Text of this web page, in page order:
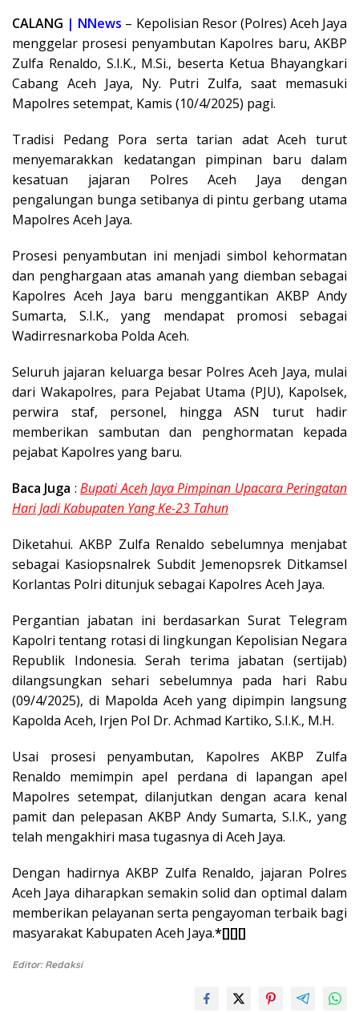
CALANG | NNews – Kepolisian Resor (Polres) Aceh Jaya
menggelar prosesi penyambutan Kapolres baru, AKBP
Zulfa Renaldo, S.I.K., M.Si., beserta Ketua Bhayangkari
Cabang Aceh Jaya, Ny. Putri Zulfa, saat memasuki
Mapolres setempat, Kamis (10/4/2025) pagi.
Tradisi Pedang Pora serta tarian adat Aceh turut
menyemarakkan kedatangan pimpinan baru dalam
kesatuan jajaran Polres Aceh Jaya dengan
pengalungan bunga setibanya di pintu gerbang utama
Mapolres Aceh Jaya.
Prosesi penyambutan ini menjadi simbol kehormatan
dan penghargaan atas amanah yang diemban sebagai
Kapolres Aceh Jaya baru menggantikan AKBP Andy
Sumarta, S.I.K., yang mendapat promosi sebagai
Wadirresnarkoba Polda Aceh.
Seluruh jajaran keluarga besar Polres Aceh Jaya, mulai
dari Wakapolres, para Pejabat Utama (PJU), Kapolsek,
perwira staf, personel, hingga ASN turut hadir
memberikan sambutan dan penghormatan kepada
pejabat Kapolres yang baru.
Baca Juga :Bupati Aceh Jaya Pimpinan Upacara Peringatan
Hari Jadi Kabupaten Yang Ke-23 Tahun
Diketahui. AKBP Zulfa Renaldo sebelumnya menjabat
sebagai Kasiopsnalrek Subdit Jemenopsrek Ditkamsel
Korlantas Polri ditunjuk sebagai Kapolres Aceh Jaya.
Pergantian jabatan ini berdasarkan Surat Telegram
Kapolri tentang rotasi di lingkungan Kepolisian Negara
Republik Indonesia. Serah terima jabatan (sertijab)
dilangsungkan sehari sebelumnya pada hari Rabu
(09/4/2025), di Mapolda Aceh yang dipimpin langsung
Kapolda Aceh, Irjen Pol Dr. Achmad Kartiko, S.I.K., M.H.
Usai prosesi penyambutan, Kapolres AKBP Zulfa
Renaldo memimpin apel perdana di lapangan apel
Mapolres setempat, dilanjutkan dengan acara kenal
pamit dan pelepasan AKBP Andy Sumarta, S.I.K., yang
telah mengakhiri masa tugasnya di Aceh Jaya.
Dengan hadirnya AKBP Zulfa Renaldo, jajaran Polres
Aceh Jaya diharapkan semakin solid dan optimal dalam
memberikan pelayanan serta pengayoman terbaik bagi
masyarakat Kabupaten Aceh Jaya.*[][][]
Editor: Redaksi